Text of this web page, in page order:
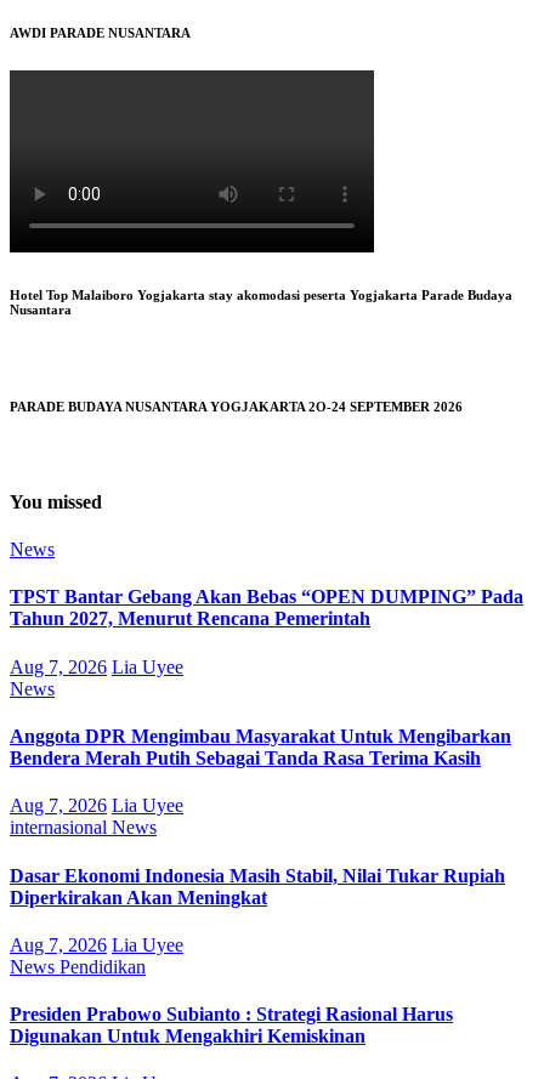
AWDI PARADE NUSANTARA
Hotel Top Malaiboro Yogjakarta stay akomodasi peserta Yogjakarta Parade Budaya
Nusantara
PARADE BUDAYA NUSANTARA YOGJAKARTA 2O-24 SEPTEMBER 2026
You missed
News
TPST Bantar Gebang Akan Bebas “OPEN DUMPING” Pada
Tahun 2027, Menurut Rencana Pemerintah
Aug 7, 2026 Lia Uyee
News
Anggota DPR Mengimbau Masyarakat Untuk Mengibarkan
Bendera Merah Putih Sebagai Tanda Rasa Terima Kasih
Aug 7, 2026 Lia Uyee
internasional News
Dasar Ekonomi Indonesia Masih Stabil, Nilai Tukar Rupiah
Diperkirakan Akan Meningkat
Aug 7, 2026 Lia Uyee
News Pendidikan
Presiden Prabowo Subianto : Strategi Rasional Harus
Digunakan Untuk Mengakhiri Kemiskinan